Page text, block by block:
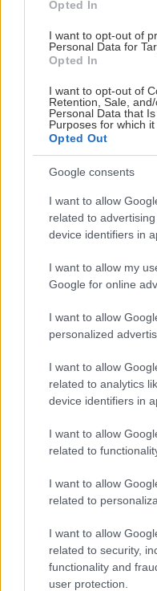
Opted In
I want to opt-out of
Personal Data for
Opted In
I want to opt-out of
Retention, Sale,
Personal Data that
Purposes for which it
Opted Out
Google consents
I want to allow
related to
device identifiers in
I want to allow my
Google for online
I want to allow
personalized
I want to allow
related to analytics
device identifiers in
I want to allow
related to
I want to allow
related to
I want to allow
related to security,
functionality and
user protection.
Ochranný
ochranu tehál,
minerálnych
s efektom
rozpúšťadiel
nebezpečné alebo
nasiakavé podklady)
Nanášanie:
striekaním
Balenie: plastové
Orientačná cena: 4 l
www.sanmarco.sk